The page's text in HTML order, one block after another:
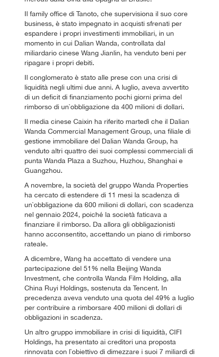
Il family office di Tanoto, che supervisiona il suo core
business, è stato impegnato in acquisti sfrenati per
espandere i propri investimenti immobiliari, in un
momento in cui Dalian Wanda, controllata dal
miliardario cinese Wang Jianlin, ha venduto beni per
ripagare i propri debiti.
Il conglomerato è stato alle prese con una crisi di
liquidità negli ultimi due anni. A luglio, aveva avvertito
di un deficit di finanziamento pochi giorni prima del
rimborso di un`obbligazione da 400 milioni di dollari.
Il media cinese Caixin ha riferito martedì che il Dalian
Wanda Commercial Management Group, una filiale di
gestione immobiliare del Dalian Wanda Group, ha
venduto altri quattro dei suoi complessi commerciali di
punta Wanda Plaza a Suzhou, Huzhou, Shanghai e
Guangzhou.
A novembre, la società del gruppo Wanda Properties
ha cercato di estendere di 11 mesi la scadenza di
un`obbligazione da 600 milioni di dollari, con scadenza
nel gennaio 2024, poiché la società faticava a
finanziare il rimborso. Da allora gli obbligazionisti
hanno acconsentito, accettando un piano di rimborso
rateale.
A dicembre, Wang ha accettato di vendere una
partecipazione del 51% nella Beijing Wanda
Investment, che controlla Wanda Film Holding, alla
China Ruyi Holdings, sostenuta da Tencent. In
precedenza aveva venduto una quota del 49% a luglio
per contribuire a rimborsare 400 milioni di dollari di
obbligazioni in scadenza.
Un altro gruppo immobiliare in crisi di liquidità, CIFI
Holdings, ha presentato ai creditori una proposta
rinnovata con l`obiettivo di dimezzare i suoi 7 miliardi di